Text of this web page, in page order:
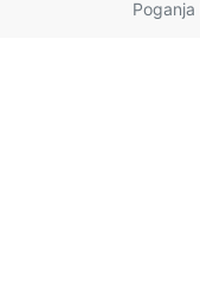
Poganja